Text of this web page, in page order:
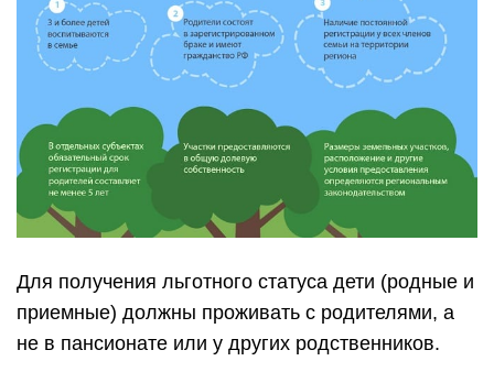
Для получения льготного статуса дети (родные и
приемные) должны проживать с родителями, а
не в пансионате или у других родственников.